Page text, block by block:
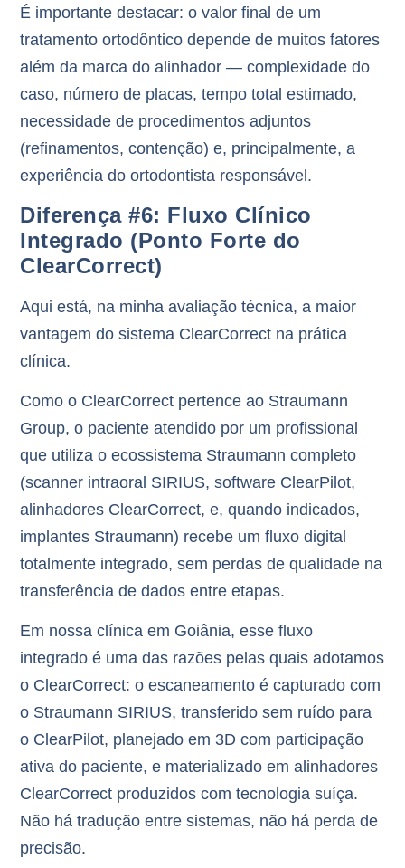
É importante destacar: o valor final de um
tratamento ortodôntico depende de muitos fatores
além da marca do alinhador — complexidade do
caso, número de placas, tempo total estimado,
necessidade de procedimentos adjuntos
(refinamentos, contenção) e, principalmente, a
experiência do ortodontista responsável.
Diferença #6: Fluxo Clínico
Integrado (Ponto Forte do
ClearCorrect)
Aqui está, na minha avaliação técnica,a maior
vantagem do sistema ClearCorrect na prática
clínica.
Como o ClearCorrect pertence ao Straumann
Group, o paciente atendido por um profissional
que utiliza oecossistema Straumann completo
(scanner intraoral SIRIUS, software ClearPilot,
alinhadores ClearCorrect, e, quando indicados,
implantes Straumann) recebe um fluxo digital
totalmente integrado, sem perdas de qualidade na
transferência de dados entre etapas.
Em nossa clínica em Goiânia, esse fluxo
integrado é uma das razões pelas quais adotamos
o ClearCorrect: o escaneamento é capturado com
o Straumann SIRIUS, transferido sem ruído para
o ClearPilot, planejado em 3D com participação
ativa do paciente, e materializado em alinhadores
ClearCorrect produzidos com tecnologia suíça.
Não há tradução entre sistemas, não há perda de
precisão.